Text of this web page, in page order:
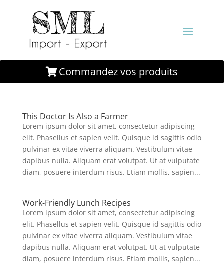
Commandez vos produits
This Doctor Is Also a Farmer
Lorem ipsum dolor sit amet, consectetur adipiscing
elit. Phasellus et sapien velit. Quisque id sagittis odio
pulvinar ex vitae viverra aliquam. Vestibulum vitae
dapibus nulla. Aliquam erat volutpat. Ut at vulputate
diam, posuere interdum risus. Etiam mollis, sapien...
Work-Friendly Lunch Recipes
Lorem ipsum dolor sit amet, consectetur adipiscing
elit. Phasellus et sapien velit. Quisque id sagittis odio
pulvinar ex vitae viverra aliquam. Vestibulum vitae
dapibus nulla. Aliquam erat volutpat. Ut at vulputate
diam, posuere interdum risus. Etiam mollis, sapien...